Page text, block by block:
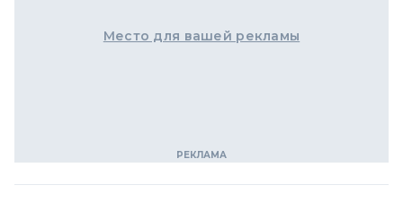
Место для вашей рекламы